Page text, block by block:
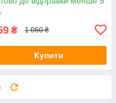
₴ 1 060 ₴
Купити